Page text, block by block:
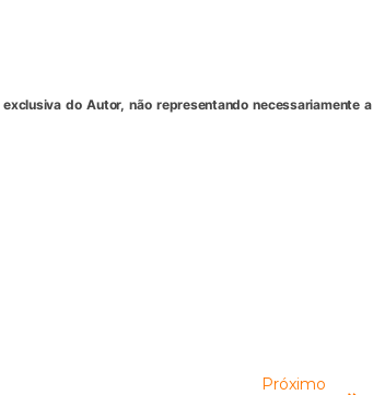
do Autor, não representando necessariamente a
Próximo